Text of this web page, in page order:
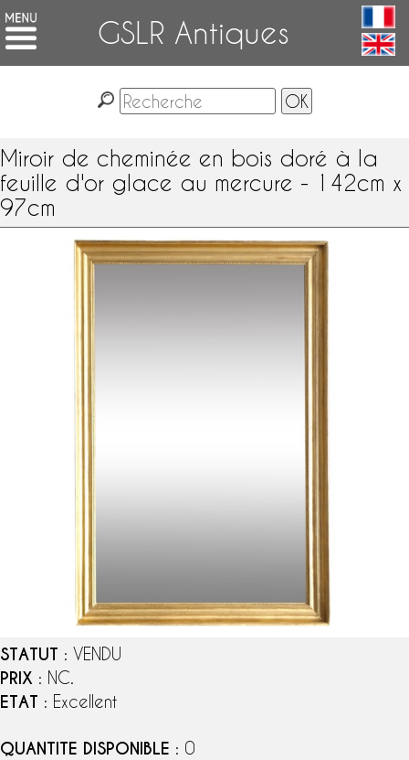
GSLR Antiques
Miroir de cheminée en bois doré à la
feuille d'or glace au mercure - 142cm x
97cm
STATUT : VENDU
PRIX : NC.
ETAT : Excellent
QUANTITE DISPONIBLE : 0